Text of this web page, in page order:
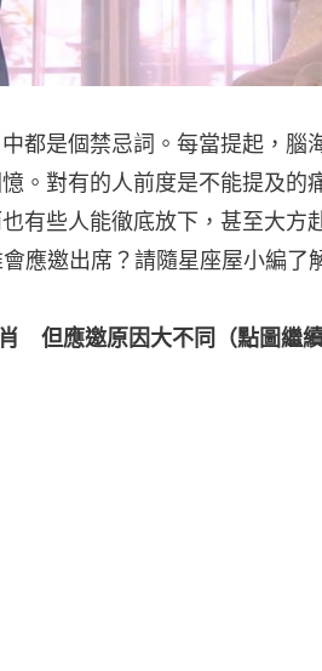
都是個禁忌詞。每當提起，腦
。對有的人前度是不能提及的
有些人能徹底放下，甚至大方
應邀出席？請隨星座屋小編了
　但應邀原因大不同（點圖繼續